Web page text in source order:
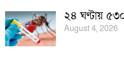
২৪ ঘণ্টায়
August 4, 2026